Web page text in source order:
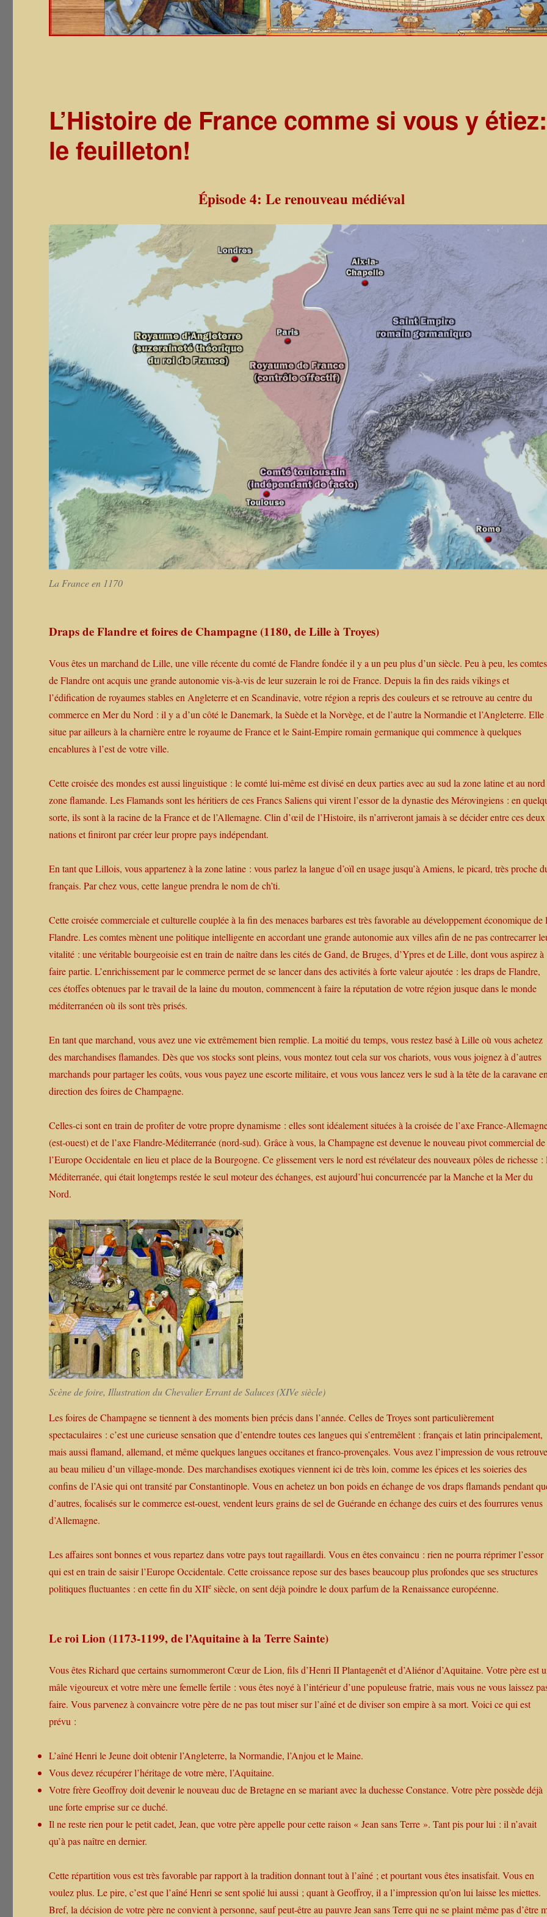
L’Histoire de France comme si vous y étiez:
le feuilleton!
Épisode 4: Le renouveau médiéval
La France en 1170
Draps de Flandre et foires de Champagne (1180, de Lille à Troyes)
Vous êtes un marchand de Lille, une ville récente du comté de Flandre fondée il y a un peu plus d’un siècle. Peu à peu, les comtes
de Flandre ont acquis une grande autonomie vis-à-vis de leur suzerain le roi de France. Depuis la fin des raids vikings et
l’édification de royaumes stables en Angleterre et en Scandinavie, votre région a repris des couleurs et se retrouve au centre du
commerce en Mer du Nord : il y a d’un côté le Danemark, la Suède et la Norvège, et de l’autre la Normandie et l’Angleterre. Elle
situe par ailleurs à la charnière entre le royaume de France et le Saint-Empire romain germanique qui commence à quelques
encablures à l’est de votre ville.
Cette croisée des mondes est aussi linguistique : le comté lui-même est divisé en deux parties avec au sud la zone latine et au
zone flamande. Les Flamands sont les héritiers de ces Francs Saliens qui virent l’essor de la dynastie des Mérovingiens : en
sorte, ils sont à la racine de la France et de l’Allemagne. Clin d’œil de l’Histoire, ils n’arriveront jamais à se décider entre ces deux
nations et finiront par créer leur propre pays indépendant.
En tant que Lillois, vous appartenez à la zone latine : vous parlez la langue d’oïl en usage jusqu’à Amiens, le picard, très proche
français. Par chez vous, cette langue prendra le nom de ch’ti.
Cette croisée commerciale et culturelle couplée à la fin des menaces barbares est très favorable au développement économique de
Flandre. Les comtes mènent une politique intelligente en accordant une grande autonomie aux villes afin de ne pas contrecarrer
vitalité : une véritable bourgeoisie est en train de naître dans les cités de Gand, de Bruges, d’Ypres et de Lille, dont vous aspirez à
faire partie. L’enrichissement par le commerce permet de se lancer dans des activités à forte valeur ajoutée : les draps de Flandre,
ces étoffes obtenues par le travail de la laine du mouton, commencent à faire la réputation de votre région jusque dans le monde
méditerranéen où ils sont très prisés.
En tant que marchand, vous avez une vie extrêmement bien remplie. La moitié du temps, vous restez basé à Lille où vous achetez
des marchandises flamandes. Dès que vos stocks sont pleins, vous montez tout cela sur vos chariots, vous vous joignez à d’autres
marchands pour partager les coûts, vous vous payez une escorte militaire, et vous vous lancez vers le sud à la tête de la caravane
direction des foires de Champagne.
Celles-ci sont en train de profiter de votre propre dynamisme : elles sont idéalement situées à la croisée de l’axe France-
(est-ouest) et de l’axe Flandre-Méditerranée (nord-sud). Grâce à vous, la Champagne est devenue le nouveau pivot commercial de
l’Europe Occidentale en lieu et place de la Bourgogne. Ce glissement vers le nord est révélateur des nouveaux pôles de richesse :
Méditerranée, qui était longtemps restée le seul moteur des échanges, est aujourd’hui concurrencée par la Manche et la Mer du
Nord.
Scène de foire, Illustration du Chevalier Errant de Saluces (XIVe siècle)
Les foires de Champagne se tiennent à des moments bien précis dans l’année. Celles de Troyes sont particulièrement
spectaculaires : c’est une curieuse sensation que d’entendre toutes ces langues qui s’entremêlent : français et latin principalement,
mais aussi flamand, allemand, et même quelques langues occitanes et franco-provençales. Vous avez l’impression de vous
au beau milieu d’un village-monde. Des marchandises exotiques viennent ici de très loin, comme les épices et les soieries des
confins de l’Asie qui ont transité par Constantinople. Vous en achetez un bon poids en échange de vos draps flamands pendant
d’autres, focalisés sur le commerce est-ouest, vendent leurs grains de sel de Guérande en échange des cuirs et des fourrures venus
d’Allemagne.
Les affaires sont bonnes et vous repartez dans votre pays tout ragaillardi. Vous en êtes convaincu : rien ne pourra réprimer l’essor
qui est en train de saisir l’Europe Occidentale. Cette croissance repose sur des bases beaucoup plus profondes que ses structures
politiques fluctuantes : en cette fin du XIIe siècle, on sent déjà poindre le doux parfum de la Renaissance européenne.
Le roi Lion (1173-1199, de l’Aquitaine à la Terre Sainte)
Vous êtes Richard que certains surnommeront Cœur de Lion, fils d’Henri II Plantagenêt et d’Aliénor d’Aquitaine. Votre père est
mâle vigoureux et votre mère une femelle fertile : vous êtes noyé à l’intérieur d’une populeuse fratrie, mais vous ne vous laissez
faire. Vous parvenez à convaincre votre père de ne pas tout miser sur l’aîné et de diviser son empire à sa mort. Voici ce qui est
prévu :
L’aîné Henri le Jeune doit obtenir l’Angleterre, la Normandie, l’Anjou et le Maine.
Vous devez récupérer l’héritage de votre mère, l’Aquitaine.
Votre frère Geoffroy doit devenir le nouveau duc de Bretagne en se mariant avec la duchesse Constance. Votre père possède déjà
une forte emprise sur ce duché.
Il ne reste rien pour le petit cadet, Jean, que votre père appelle pour cette raison « Jean sans Terre ». Tant pis pour lui : il n’avait
qu’à pas naître en dernier.
Cette répartition vous est très favorable par rapport à la tradition donnant tout à l’aîné ; et pourtant vous êtes insatisfait. Vous en
voulez plus. Le pire, c’est que l’aîné Henri se sent spolié lui aussi ; quant à Geoffroy, il a l’impression qu’on lui laisse les miettes.
Bref, la décision de votre père ne convient à personne, sauf peut-être au pauvre Jean sans Terre qui ne se plaint même pas d’être